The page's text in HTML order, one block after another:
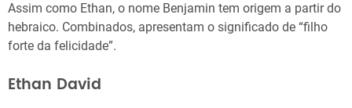
Assim como Ethan, o nome Benjamin tem origem a partir do
hebraico. Combinados, apresentam o significado de “filho
forte da felicidade”.
Ethan David